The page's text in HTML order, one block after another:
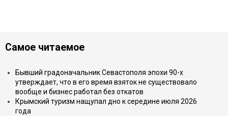
Самое читаемое
Бывший градоначальник Севастополя эпохи 90-х
утверждает, что в его время взяток не существовало
вообще и бизнес работал без откатов
Крымский туризм нащупал дно к середине июля 2026
года